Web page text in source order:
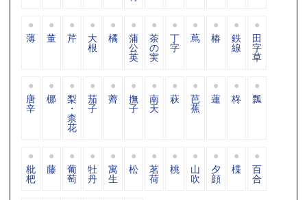
薄 董 芹 大
根
橘 蒲
公
英
茶
の
実
丁
字
蔦 椿 鉄
線
田
字
草
唐
辛
梛 梨
・
柰
花
茄
子
薺 撫
子
南
天
萩 芭
蕉
蓮 柊 瓢
枇
杷
藤 葡
萄
牡
丹
寓
生
松 茗
荷
桃 山
吹
夕
顔
楪 百
合